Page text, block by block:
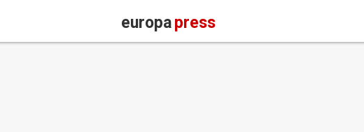
europapress